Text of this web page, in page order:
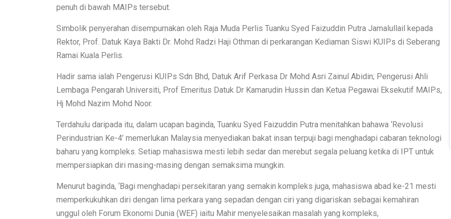
penuh di bawah MAIPs tersebut.
Simbolik penyerahan disempurnakan oleh Raja Muda Perlis Tuanku Syed Faizuddin Putra Jamalullail kepada
Rektor, Prof. Datuk Kaya Bakti Dr. Mohd Radzi Haji Othman di perkarangan Kediaman Siswi KUIPs di Seberang
Ramai Kuala Perlis.
Hadir sama ialah Pengerusi KUIPs Sdn Bhd, Datuk Arif Perkasa Dr Mohd Asri Zainul Abidin; Pengerusi Ahli
Lembaga Pengarah Universiti, Prof Emeritus Datuk Dr Kamarudin Hussin dan Ketua Pegawai Eksekutif MAIPs,
Hj Mohd Nazim Mohd Noor.
Terdahulu daripada itu, dalam ucapan baginda, Tuanku Syed Faizuddin Putra menitahkan bahawa ‘Revolusi
Perindustrian Ke-4’ memerlukan Malaysia menyediakan bakat insan terpuji bagi menghadapi cabaran teknologi
baharu yang kompleks. Setiap mahasiswa mesti lebih sedar dan merebut segala peluang ketika di IPT untuk
mempersiapkan diri masing-masing dengan semaksima mungkin.
Menurut baginda, ‘Bagi menghadapi persekitaran yang semakin kompleks juga, mahasiswa abad ke-21 mesti
memperkukuhkan diri dengan lima perkara yang sepadan dengan ciri yang digariskan sebagai kemahiran
unggul oleh Forum Ekonomi Dunia (WEF) iaitu Mahir menyelesaikan masalah yang kompleks,